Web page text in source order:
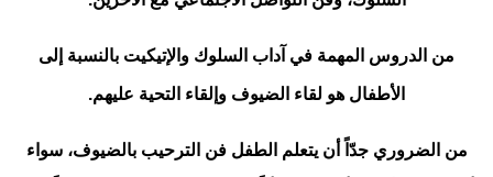
من الدروس المهمة في آداب السلوك والإتيكيت بالنسبة إلى
الأطفال هو لقاء الضيوف وإلقاء التحية عليهم.
من الضروري جدّاً أن يتعلم الطفل فن الترحيب بالضيوف، سواء